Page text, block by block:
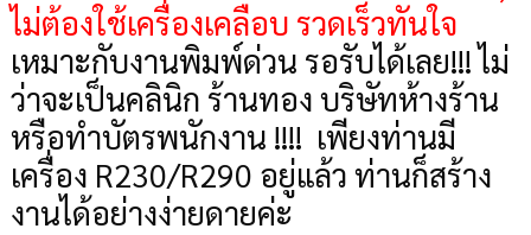
ไม่ต้องใช้เครื่องเคลือบ รวดเร็วทันใจ
เหมาะกับงานพิมพ์ด่วน รอรับได้เลย!!! ไม่
ว่าจะเป็นคลินิก ร้านทอง บริษัทห้างร้าน
หรือทำบัตรพนักงาน !!!! เพียงท่านมี
เครื่อง R230/R290 อยู่แล้ว ท่านก็สร้าง
งานได้อย่างง่ายดายค่ะ